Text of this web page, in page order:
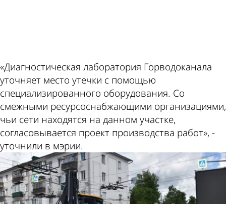
«Диагностическая лаборатория Горводоканала
уточняет место утечки с помощью
специализированного оборудования. Со
смежными ресурсоснабжающими организациями,
чьи сети находятся на данном участке,
согласовывается проект производства работ», -
уточнили в мэрии.